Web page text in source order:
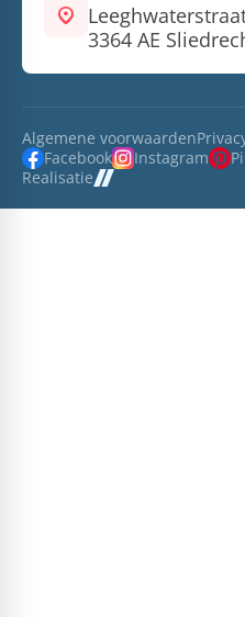
location_on
3364 AE
Algemene voorwaarden
Facebook
Instagram
Realisatie